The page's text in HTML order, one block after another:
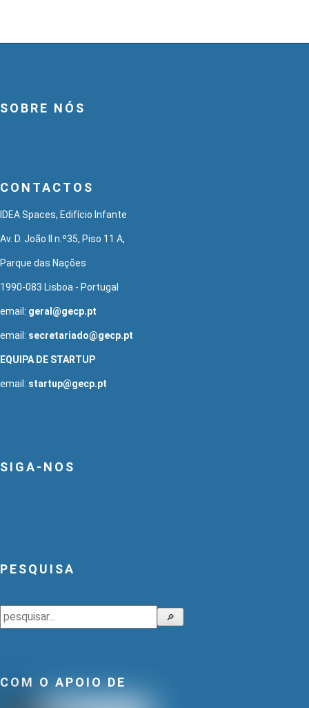
SOBRE NÓS
CONTACTOS
IDEA Spaces, Edifício Infante
Av. D. João II n.º35, Piso 11 A,
Parque das Nações
1990-083 Lisboa - Portugal
email: geral@gecp.pt
email: secretariado@gecp.pt
EQUIPA DE STARTUP
email: startup@gecp.pt
SIGA-NOS
PESQUISA
Pesquisar 🔎
COM O APOIO DE